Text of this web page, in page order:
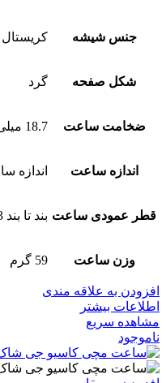
جنس شیشه
شکل صفحه گرد
ضخامت ساعت 18.7 میلی متر
اندازه ساعت اندازه
قطر عمودی ساعت بند تا بند 50.3 میلی متر
وزن ساعت 59 گرم
افزودن به علاقه مندی
اطلاعات بیشتر
مشاهده سریع
ناموجود